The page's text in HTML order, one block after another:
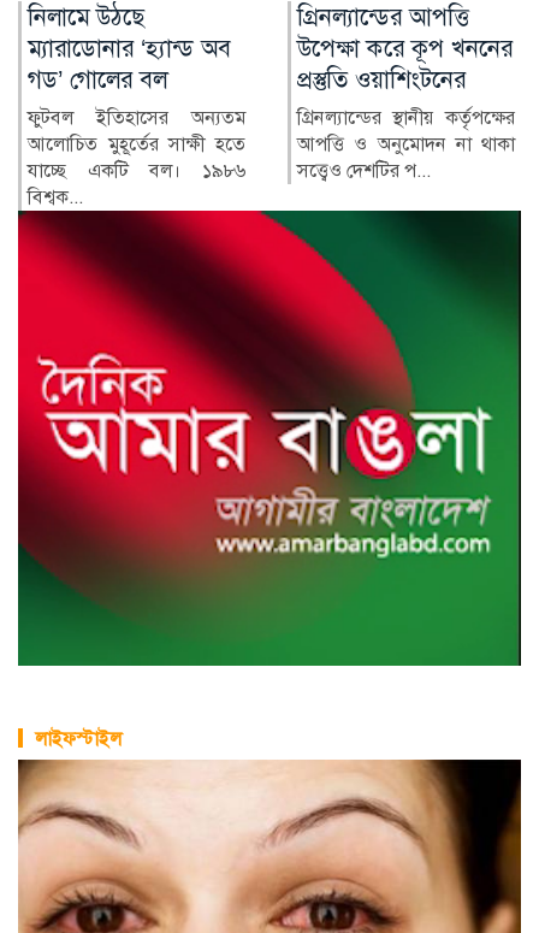
গ্রিনল্যান্ডের আপত্তি
উপেক্ষা করে কূপ খননের
প্রস্তুতি ওয়াশিংটনের
গ্রিনল্যান্ডের স্থানীয় কর্তৃপক্ষের
আপত্তি ও অনুমোদন না থাকা
সত্ত্বেও দেশটির প...
রাশিয়া-ইউক্রেন
পাল্টাপাল্টি হামলায়
নিহত ৩, আহত ১০
রাশিয়া ও ইউক্রেনের মধ্যে
শনিবার রাতভর পাল্টাপাল্টি
হামলায় অন্তত তিনজন নিহত
লাইফস্টাইল